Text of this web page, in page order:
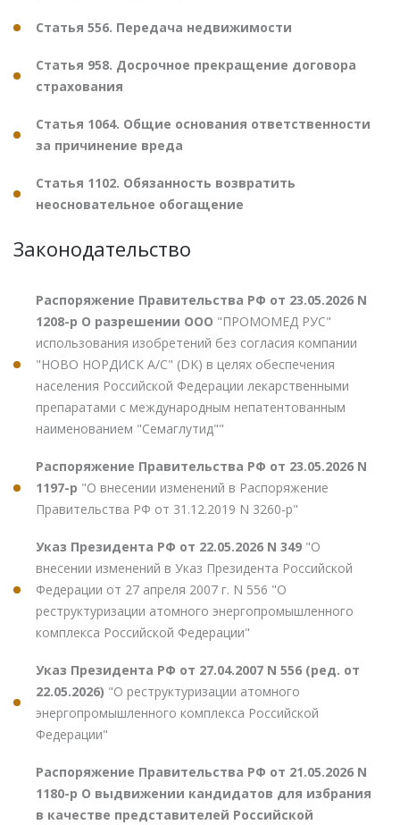
Статья 556. Передача недвижимости
Статья 958. Досрочное прекращение договора
страхования
Статья 1064. Общие основания ответственности
за причинение вреда
Статья 1102. Обязанность возвратить
неосновательное обогащение
Законодательство
Распоряжение Правительства РФ от 23.05.2026 N
1208-р О разрешении ООО "ПРОМОМЕД РУС"
использования изобретений без согласия компании
"НОВО НОРДИСК А/С" (DK) в целях обеспечения
населения Российской Федерации лекарственными
препаратами с международным непатентованным
наименованием "Семаглутид""
Распоряжение Правительства РФ от 23.05.2026 N
1197-р "О внесении изменений в Распоряжение
Правительства РФ от 31.12.2019 N 3260-р"
Указ Президента РФ от 22.05.2026 N 349 "О
внесении изменений в Указ Президента Российской
Федерации от 27 апреля 2007 г. N 556 "О
реструктуризации атомного энергопромышленного
комплекса Российской Федерации"
Указ Президента РФ от 27.04.2007 N 556 (ред. от
22.05.2026) "О реструктуризации атомного
энергопромышленного комплекса Российской
Федерации"
Распоряжение Правительства РФ от 21.05.2026 N
1180-р О выдвижении кандидатов для избрания
в качестве представителей Российской